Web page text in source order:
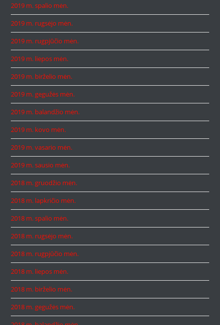
2019 m. spalio mėn.
2019 m. rugsėjo mėn.
2019 m. rugpjūčio mėn.
2019 m. liepos mėn.
2019 m. birželio mėn.
2019 m. gegužės mėn.
2019 m. balandžio mėn.
2019 m. kovo mėn.
2019 m. vasario mėn.
2019 m. sausio mėn.
2018 m. gruodžio mėn.
2018 m. lapkričio mėn.
2018 m. spalio mėn.
2018 m. rugsėjo mėn.
2018 m. rugpjūčio mėn.
2018 m. liepos mėn.
2018 m. birželio mėn.
2018 m. gegužės mėn.